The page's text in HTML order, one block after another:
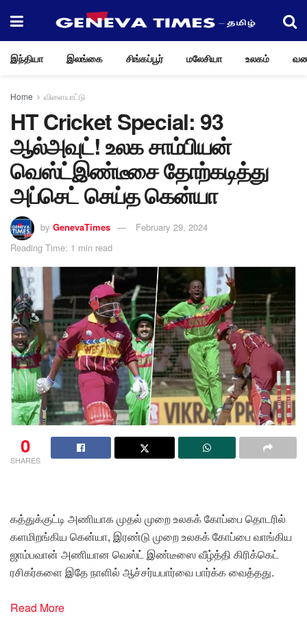
இந்தியா இலங்கை சிங்கப்பூர் மலேசியா உலகம்
Home விளையாட்டு
HT Cricket Special: 93
ஆல்அவுட்! உலக சாம்பியன்
வெஸ்ட்இண்டீசை தோற்கடித்து
அப்செட் செய்த கென்யா
by GenevaTimes
February 29, 2024
Reading Time: 1 min read
0
SHARES
கத்துக்குட்டி அணியாக முதல் முறை உலகக் கோப்பை தொடரில்
களமிறங்கிய கென்யா, இரண்டு முறை உலகக் கோப்பை வாங்கிய
ஜாம்பவான் அணியான வெஸ்ட் இண்டீஸை வீழ்த்தி கிரிக்கெட்
ரசிகர்களை இதே நாளில் ஆச்சர்யபார்வை பார்க்க வைத்தது.
Read More